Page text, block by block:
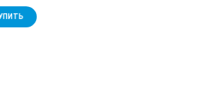
Black